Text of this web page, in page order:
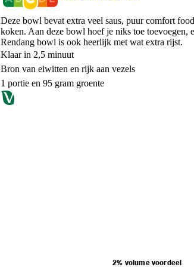
Deze bowl bevat extra veel saus, puur comfort
koken. Aan deze bowl hoef je niks toe toevoegen,
Rendang bowl is ook heerlijk met wat extra rijst.
Klaar in 2,5 minuut
Bron van eiwitten en rijk aan vezels
1 portie en 95 gram groente
2% volume voordeel